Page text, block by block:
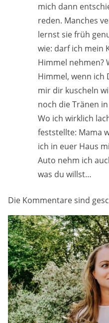
mich dann
reden. Manches
lernst sie früh
wie: darf ich mein
Himmel nehmen?
Himmel, wenn ich
mir dir kuscheln
noch die Tränen
Wo ich wirklich
feststellte: Mama
ich in euer Haus
Auto nehm ich
was du willst…
Die Kommentare sind